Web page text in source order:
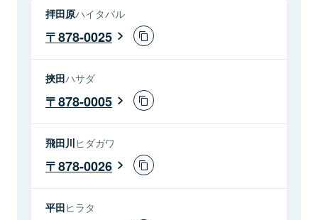
拝田原ハイタバル
878-0025
挾田ハサダ
878-0005
飛田川ヒダガワ
878-0026
平田ヒラタ